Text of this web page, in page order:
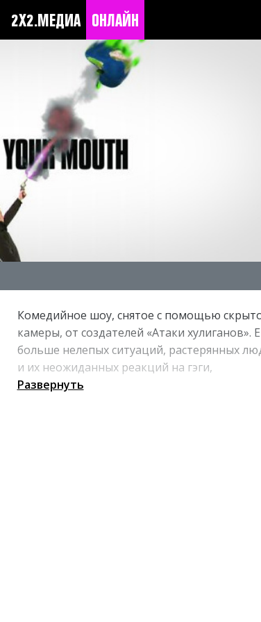
2Х2.МЕДИА ОНЛАЙН
Комедийное шоу, снятое с помощью
камеры, от создателей «Атаки хулиганов».
больше нелепых ситуаций, растерянных
и их неожиданных реакций на гэги,
разыгрываемые актерами. С хорошим
Развернуть